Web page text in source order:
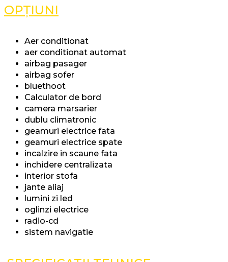
OPȚIUNI
Aer conditionat
aer conditionat automat
airbag pasager
airbag sofer
bluethoot
Calculator de bord
camera marsarier
dublu climatronic
geamuri electrice fata
geamuri electrice spate
incalzire in scaune fata
inchidere centralizata
interior stofa
jante aliaj
lumini zi led
oglinzi electrice
radio-cd
sistem navigatie